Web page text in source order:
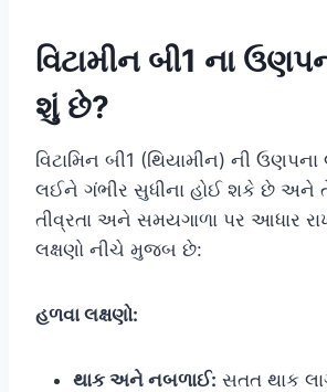
વિટામીન બી1 ના
શું છે?
વિટામિન બી1 (થિયામીન) ની ઉણપના
લઈને ગંભીર સુધીના હોઈ શકે છે અને
તીવ્રતા અને સમયગાળા પર આધાર
લક્ષણો નીચે મુજબ છે:
હળવા લક્ષણો:
થાક અને નબળાઈ: સતત થાક